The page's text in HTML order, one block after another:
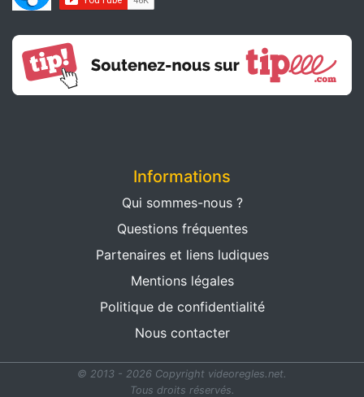
Informations
Qui sommes-nous ?
Questions fréquentes
Partenaires et liens ludiques
Mentions légales
Politique de confidentialité
Nous contacter
© 2013 - 2026 Copyright videoregles.net.
Tous droits réservés.